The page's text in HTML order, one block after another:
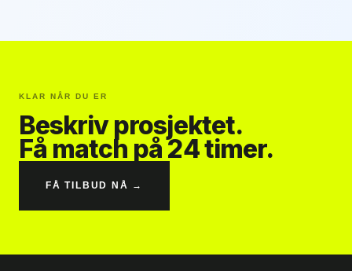
KLAR NÅR DU ER
Beskriv prosjektet.
Få match på 24 timer.
FÅ TILBUD NÅ →